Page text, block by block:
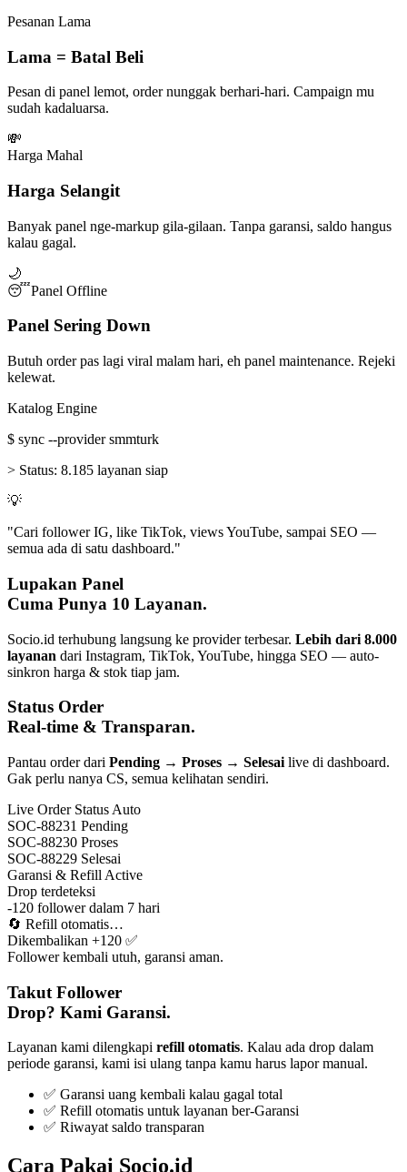
Pesanan Lama
Lama = Batal Beli
Pesan di panel lemot, order nunggak berhari-hari. Campaign mu
sudah kadaluarsa.
💸
Harga Mahal
Harga Selangit
Banyak panel nge-markup gila-gilaan. Tanpa garansi, saldo hangus
kalau gagal.
🌙
😴Panel Offline
Panel Sering Down
Butuh order pas lagi viral malam hari, eh panel maintenance. Rejeki
kelewat.
Katalog Engine
$ sync --provider smmturk
> Status: 8.185 layanan siap
💡
"Cari follower IG, like TikTok, views YouTube, sampai SEO —
semua ada di satu dashboard."
Lupakan Panel
Cuma Punya 10 Layanan.
Socio.id terhubung langsung ke provider terbesar. Lebih dari 8.000
layanan dari Instagram, TikTok, YouTube, hingga SEO — auto-
sinkron harga & stok tiap jam.
Status Order
Real-time & Transparan.
Pantau order dari Pending → Proses → Selesai live di dashboard.
Gak perlu nanya CS, semua kelihatan sendiri.
Live Order Status Auto
SOC-88231 Pending
SOC-88230 Proses
SOC-88229 Selesai
Garansi & Refill Active
Drop terdeteksi
-120 follower dalam 7 hari
🔄 Refill otomatis…
Dikembalikan +120 ✅
Follower kembali utuh, garansi aman.
Takut Follower
Drop? Kami Garansi.
Layanan kami dilengkapi refill otomatis. Kalau ada drop dalam
periode garansi, kami isi ulang tanpa kamu harus lapor manual.
✅ Garansi uang kembali kalau gagal total
✅ Refill otomatis untuk layanan ber-Garansi
✅ Riwayat saldo transparan
Cara Pakai Socio.id